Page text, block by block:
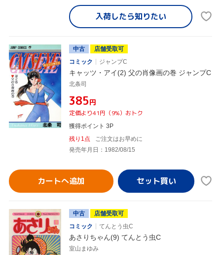
入荷したら知りたい
中古
店舗受取可
コミック
ジャンプC
キャッツ・アイ(2) 父の肖像画の巻 ジャンプC
北条司
¥385円
定価より41円（9%）おトク
獲得ポイント 3P
残り1点
ご注文はお早めに
発売年月日：1982/08/15
カートへ追加
中古
店舗受取可
コミック
てんとう虫C
あさりちゃん(9) てんとう虫C
室山まゆみ